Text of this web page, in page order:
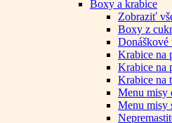
Boxy a krabice
Zobraziť
Boxy z
Donáškové
Krabice na
Krabice na
Krabice na
Menu misy
Menu misy